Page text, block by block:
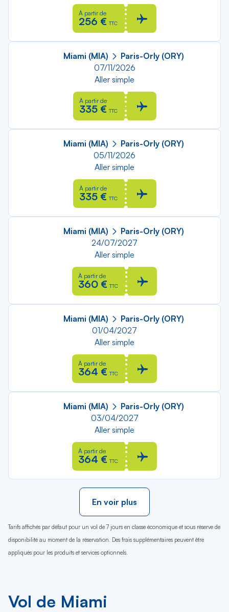
À partir de
256 € TTC
Miami (MIA)
Paris-Orly (ORY)
07/11/2026
Aller simple
À partir de
335 € TTC
Miami (MIA)
Paris-Orly (ORY)
05/11/2026
Aller simple
À partir de
335 € TTC
Miami (MIA)
Paris-Orly (ORY)
24/07/2027
Aller simple
À partir de
360 € TTC
Miami (MIA)
Paris-Orly (ORY)
01/04/2027
Aller simple
À partir de
364 € TTC
Miami (MIA)
Paris-Orly (ORY)
03/04/2027
Aller simple
À partir de
364 € TTC
En voir plus
Tarifs affichés par défaut pour un vol de 7 jours en classe économique et sous réserve de
disponibilité au moment de la réservation. Des frais supplémentaires peuvent être
appliqués pour les produits et services optionnels.
Vol de Miami